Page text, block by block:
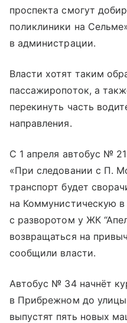
проспекта смогут
поликлиники на
в администрации.
Власти хотят таким
пассажиропоток, а
перекинуть часть
направления.
С 1 апреля автобус №
«При следовании с П.
транспорт будет
на Коммунистическую
с разворотом у ЖК
возвращаться на
сообщили власти.
Автобус № 34 начнёт
в Прибрежном до
выпустят пять новых